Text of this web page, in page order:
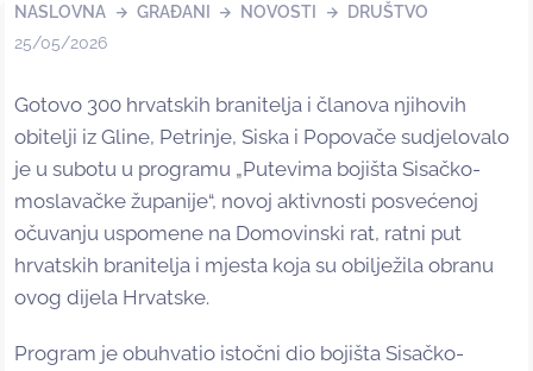
NASLOVNA GRAĐANI NOVOSTI
DRUŠTVO
25/05/2026
Gotovo 300 hrvatskih branitelja i članova njihovih
obitelji iz Gline, Petrinje, Siska i Popovače sudjelovalo
je u subotu u programu „Putevima bojišta Sisačko-
moslavačke županije“, novoj aktivnosti posvećenoj
očuvanju uspomene na Domovinski rat, ratni put
hrvatskih branitelja i mjesta koja su obilježila obranu
ovog dijela Hrvatske.
Program je obuhvatio istočni dio bojišta Sisačko-